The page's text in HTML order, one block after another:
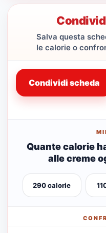
Salva questa
le calorie o
Condividi scheda
Quante calorie
alle creme
290 calorie